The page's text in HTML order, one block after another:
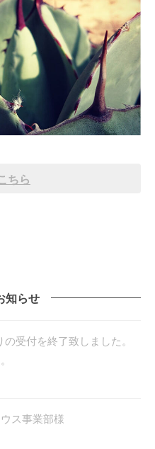
ちら
らせ
受付を終了致しました。
ス事業部様